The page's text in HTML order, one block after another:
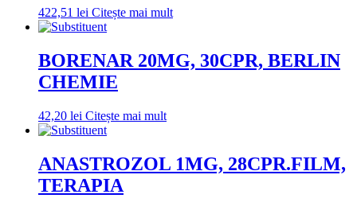
422,51 lei Citește mai mult
BORENAR 20MG, 30CPR, BERLIN
CHEMIE
42,20 lei Citește mai mult
ANASTROZOL 1MG, 28CPR.FILM,
TERAPIA